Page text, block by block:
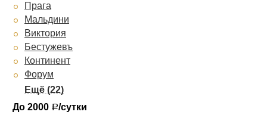
Прага
Мальдини
Виктория
Бестужевъ
Континент
Форум
Уют Рипсиме
Мартон Северная
Сударушка
До 2000 Р/сутки